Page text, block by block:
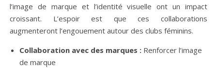
l’image de marque et l’identité visuelle ont un impact
croissant. L’espoir est que ces collaborations
augmenteront l’engouement autour des clubs féminins.
Collaboration avec des marques : Renforcer l’image
de marque